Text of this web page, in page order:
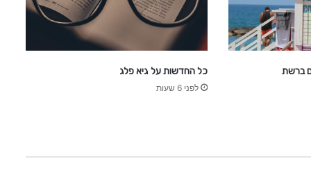
כל החדשות על גיא פלג
לפני 6 שעות